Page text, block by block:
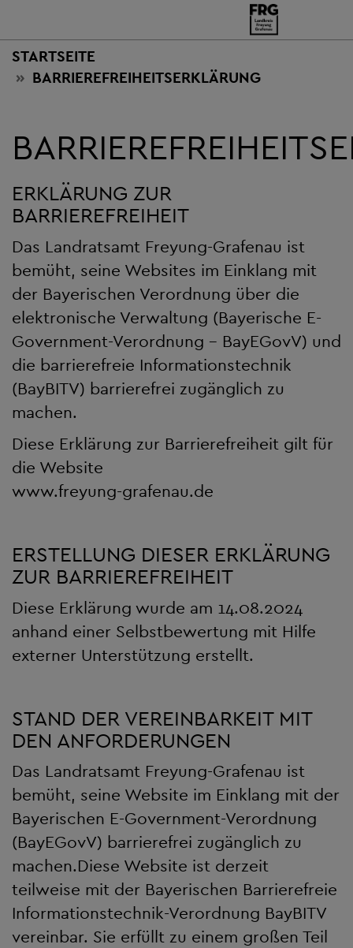
STARTSEITE
BARRIEREFREIHEITSERKLÄRUNG
ERKLÄRUNG ZUR
BARRIEREFREIHEIT
Das Landratsamt Freyung-Grafenau ist
bemüht, seine Websites im Einklang mit
der Bayerischen Verordnung über die
elektronische Verwaltung (Bayerische E-
Government-Verordnung – BayEGovV) und
die barrierefreie Informationstechnik
(BayBITV) barrierefrei zugänglich zu
machen.
Diese Erklärung zur Barrierefreiheit gilt für
die Website
www.freyung-grafenau.de
ERSTELLUNG DIESER ERKLÄRUNG
ZUR BARRIEREFREIHEIT
Diese Erklärung wurde am 14.08.2024
anhand einer Selbstbewertung mit Hilfe
externer Unterstützung erstellt.
STAND DER VEREINBARKEIT MIT
DEN ANFORDERUNGEN
Das Landratsamt Freyung-Grafenau ist
bemüht, seine Website im Einklang mit der
Bayerischen E-Government-Verordnung
(BayEGovV) barrierefrei zugänglich zu
machen.Diese Website ist derzeit
teilweise mit der Bayerischen Barrierefreie
Informationstechnik-Verordnung BayBITV
vereinbar. Sie erfüllt zu einem großen Teil